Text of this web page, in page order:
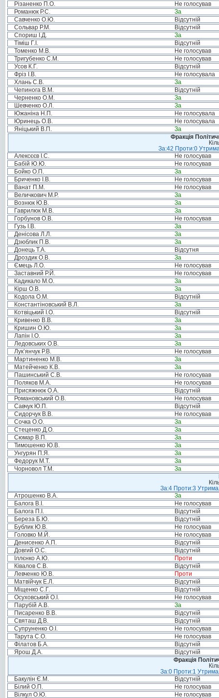
Різаненко П.О.
Не голосував
Романюк Р.С.
За
Савченко О.Ю.
Відсутній
Сольвар Р.М.
Відсутній
Спориш І.Д.
За
Тіміш Г.І.
Відсутній
Томенко М.В.
Не голосував
Тригубенко С.М.
Не голосував
Усов К.Г.
Відсутній
Фріз І.В.
Не голосувала
Хлань С.В.
За
Чепинога В.М.
Відсутній
Черненко О.М.
За
Шевченко О.Л.
За
Южаніна Н.П.
Не голосувала
Юринець О.В.
Не голосувала
Яніцький В.П.
За
Фракція
За:42 Проти:0
Алексєєв І.С.
Не голосував
Бабій Ю.Ю.
Не голосував
Бойко О.П.
За
Бриченко І.В.
Не голосував
Ванат П.М.
Не голосував
Величкович М.Р.
За
Вознюк Ю.В.
За
Гаврилюк М.В.
За
Горбунов О.В.
Не голосував
Гузь І.В.
За
Денісова Л.Л.
За
Дзюблик П.В.
За
Донець Т.А.
Відсутня
Дроздик О.В.
За
Ємець Л.О.
Не голосував
Заставний Р.Й.
Не голосував
Кадикало М.О.
За
Кірш О.В.
За
Кодола О.М.
Відсутній
Константіновський В.Л.
За
Котвіцький І.О.
Відсутній
Кривенко В.В.
За
Кришин О.Ю.
За
Лапін І.О.
За
Ледовських О.В.
За
Лук’янчук Р.В.
Не голосував
Мартиненко М.В.
За
Матейченко К.В.
За
Пашинський С.В.
Не голосував
Поляков М.А.
Не голосував
Присяжнюк О.А.
Відсутній
Романовський О.В.
Не голосував
Савчук Ю.П.
Відсутній
Сидорчук В.В.
Не голосував
Сочка О.О.
За
Стеценко Д.О.
За
Сюмар В.П.
За
Тимошенко Ю.В.
За
Унгурян П.Я.
За
Федорук М.Т.
За
Чорновол Т.М.
За
За:4 Проти:3
Атрошенко В.А.
За
Балога В.І.
Не голосував
Балога П.І.
Відсутній
Береза Б.Ю.
Відсутній
Бублик Ю.В.
Не голосував
Головко М.Й.
Не голосував
Денисенко А.П.
Відсутній
Довгий О.С.
Відсутній
Іллєнко А.Ю.
Проти
Ківалов С.В.
Відсутній
Левченко Ю.В.
Проти
Матвійчук Е.Л.
Відсутній
Міщенко С.Г.
Відсутній
Осуховський О.І.
Не голосував
Парубій А.В.
За
Писаренко В.В.
Відсутній
Святаш Д.В.
Відсутній
Супруненко О.І.
Не голосував
Тарута С.О.
Не голосував
Філатов Б.А.
Відсутній
Ярош Д.А.
Відсутній
Фракція
За:0 Проти:1
Бакулін Є.М.
Відсутній
Білий О.П.
Не голосував
Вілкул О.Ю.
Не голосував